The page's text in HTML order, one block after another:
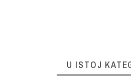
U ISTOJ